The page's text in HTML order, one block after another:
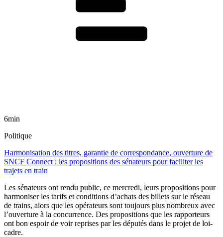
6min
Politique
Harmonisation des titres, garantie de correspondance, ouverture de
SNCF Connect : les propositions des sénateurs pour faciliter les
trajets en train
Les sénateurs ont rendu public, ce mercredi, leurs propositions pour
harmoniser les tarifs et conditions d’achats des billets sur le réseau
de trains, alors que les opérateurs sont toujours plus nombreux avec
l’ouverture à la concurrence. Des propositions que les rapporteurs
ont bon espoir de voir reprises par les députés dans le projet de loi-
cadre.